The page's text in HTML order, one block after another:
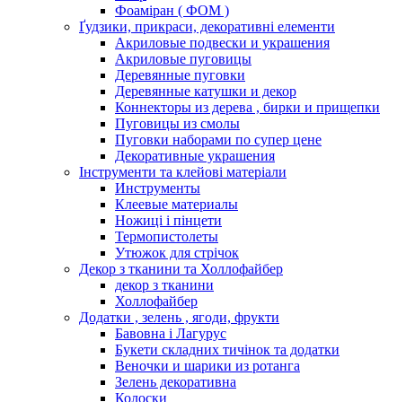
Фоаміран ( ФОМ )
Ґудзики, прикраси, декоративні елементи
Акриловые подвески и украшения
Акриловые пуговицы
Деревянные пуговки
Деревянные катушки и декор
Коннекторы из дерева , бирки и прищепки
Пуговицы из смолы
Пуговки наборами по супер цене
Декоративные украшения
Інструменти та клейові матеріали
Инструменты
Клеевые материалы
Ножиці і пінцети
Термопистолеты
Утюжок для стрічок
Декор з тканини та Холлофайбер
декор з тканини
Холлофайбер
Додатки , зелень , ягоди, фрукти
Бавовна і Лагурус
Букети складних тичінок та додатки
Веночки и шарики из ротанга
Зелень декоративна
Колоски